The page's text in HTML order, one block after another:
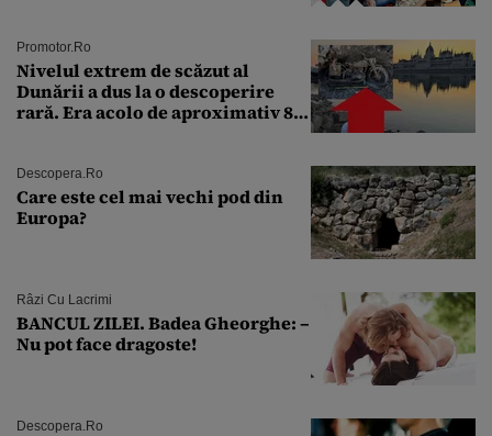
Promotor.ro
Nivelul extrem de scăzut al
Dunării a dus la o descoperire
rară. Era acolo de aproximativ 80
Descopera.ro
Care este cel mai vechi pod din
Europa?
Râzi Cu Lacrimi
BANCUL ZILEI. Badea Gheorghe: –
Nu pot face dragoste!
Descopera.ro